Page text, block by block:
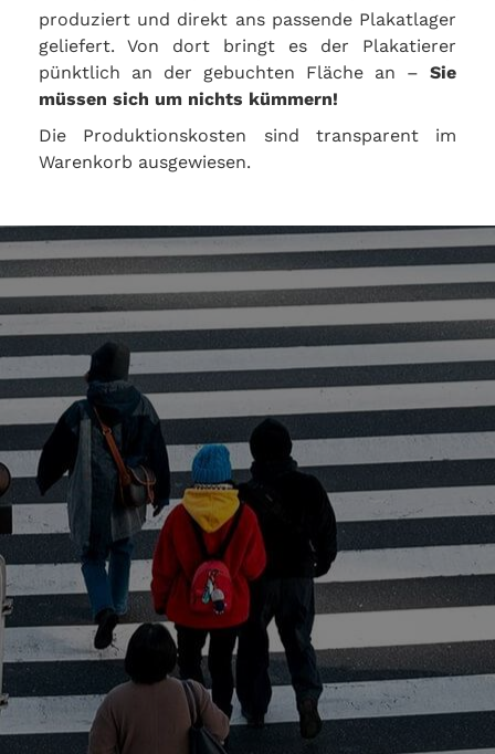
produziert und direkt ans passende Plakatlager
geliefert. Von dort bringt es der Plakatierer
pünktlich an der gebuchten Fläche an – Sie
müssen sich um nichts kümmern!
Die Produktionskosten sind transparent im
Warenkorb ausgewiesen.